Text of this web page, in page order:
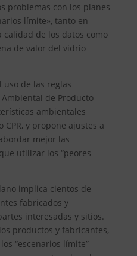
problemas con los planes
límite», tanto en
de los datos como
de valor del vidrio
uso de las reglas
de Producto
ambientales
CPR, y propone ajustes a
mejor las
utilizar los “peores
implica cientos de
fabricados y
interesadas y sitios.
productos y fabricantes,
“escenarios límite”